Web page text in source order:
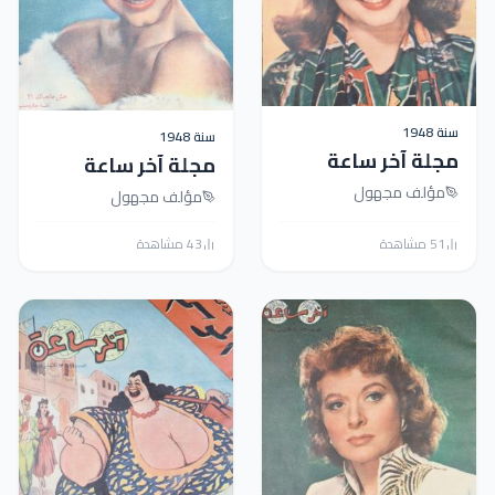
سنة 1948
مجلة آخر ساعة
العدد الثاني
السبعمائة
مؤلف مجهول
51 مشاهدة
سنة 1948
مجلة آخر ساعة
العدد الحادي
السبعمائة
مؤلف مجهول
43 مشاهدة